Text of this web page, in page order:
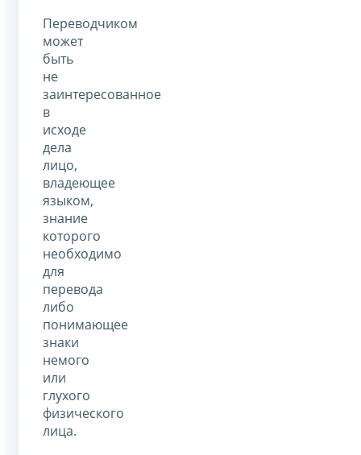
Переводчиком
может
быть
не
заинтересованное
в
исходе
дела
лицо,
владеющее
языком,
знание
которого
необходимо
для
перевода
либо
понимающее
знаки
немого
или
глухого
физического
лица.